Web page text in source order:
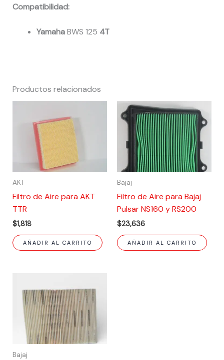
Compatibilidad:
YamahaBWS 125 4T
Productos relacionados
AKT
Filtro de Aire para AKT
TTR
$1,818
AÑADIR AL CARRITO
Bajaj
Filtro de Aire para Bajaj
Pulsar NS160 y RS200
$23,636
AÑADIR AL CARRITO
Bajaj